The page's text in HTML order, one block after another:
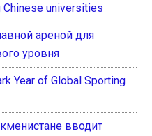
universities
ареной для
уровня
Year of Global Sporting
вводит